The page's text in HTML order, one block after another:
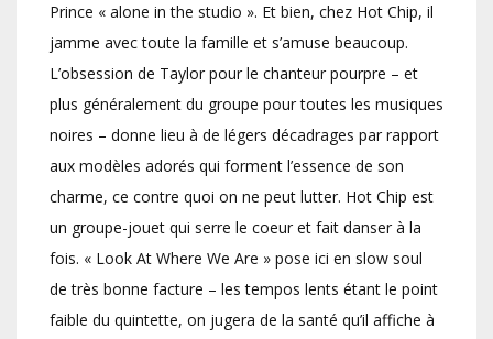
Prince « alone in the studio ». Et bien, chez Hot Chip, il
jamme avec toute la famille et s’amuse beaucoup.
L’obsession de Taylor pour le chanteur pourpre – et
plus généralement du groupe pour toutes les musiques
noires – donne lieu à de légers décadrages par rapport
aux modèles adorés qui forment l’essence de son
charme, ce contre quoi on ne peut lutter. Hot Chip est
un groupe-jouet qui serre le coeur et fait danser à la
fois. « Look At Where We Are » pose ici en slow soul
de très bonne facture – les tempos lents étant le point
faible du quintette, on jugera de la santé qu’il affiche à